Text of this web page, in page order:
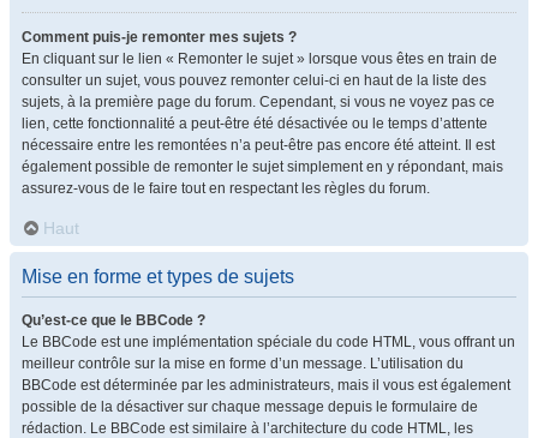
Comment puis-je remonter mes sujets ?
En cliquant sur le lien « Remonter le sujet » lorsque vous êtes en train de
consulter un sujet, vous pouvez remonter celui-ci en haut de la liste des
sujets, à la première page du forum. Cependant, si vous ne voyez pas ce
lien, cette fonctionnalité a peut-être été désactivée ou le temps d’attente
nécessaire entre les remontées n’a peut-être pas encore été atteint. Il est
également possible de remonter le sujet simplement en y répondant, mais
assurez-vous de le faire tout en respectant les règles du forum.
Haut
Mise en forme et types de sujets
Qu’est-ce que le BBCode ?
Le BBCode est une implémentation spéciale du code HTML, vous offrant un
meilleur contrôle sur la mise en forme d’un message. L’utilisation du
BBCode est déterminée par les administrateurs, mais il vous est également
possible de la désactiver sur chaque message depuis le formulaire de
rédaction. Le BBCode est similaire à l’architecture du code HTML, les